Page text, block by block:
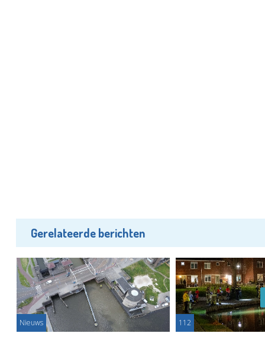
Gerelateerde berichten
Nieuws 112